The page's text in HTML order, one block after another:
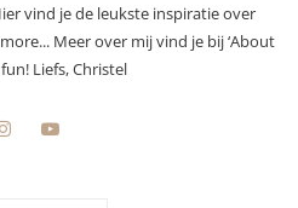
vind je de leukste inspiratie over
Meer over mij vind je bij ‘About
fun! Liefs, Christel